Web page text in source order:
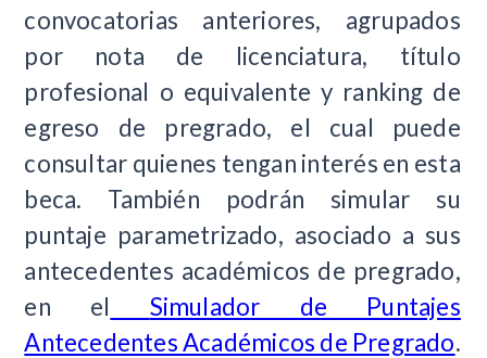
convocatorias anteriores, agrupados
por nota de licenciatura, título
profesional o equivalente y ranking de
egreso de pregrado, el cual puede
consultar quienes tengan interés en esta
beca. También podrán simular su
puntaje parametrizado, asociado a sus
antecedentes académicos de pregrado,
en el
Simulador de Puntajes
Antecedentes Académicos de Pregrado.